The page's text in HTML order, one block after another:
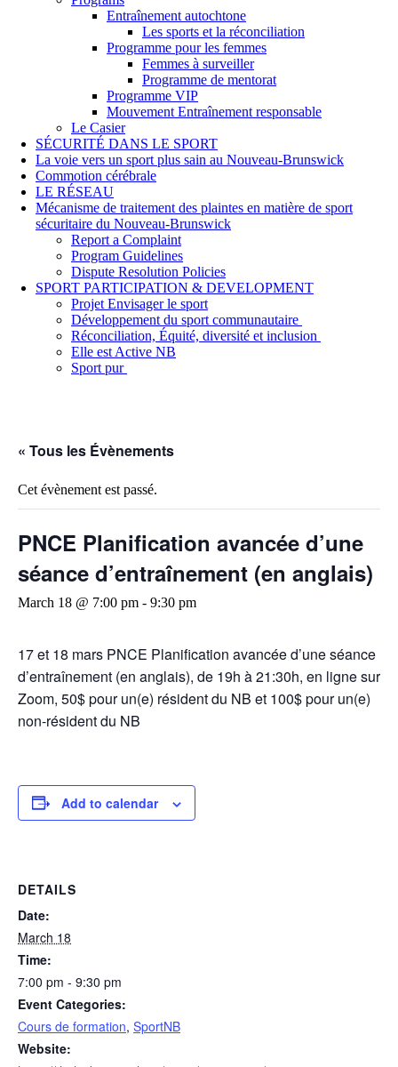
Entraînement autochtone
Les sports et la réconciliation
Programme pour les femmes
Femmes à surveiller
Programme de mentorat
Programme VIP
Mouvement Entraînement responsable
Le Casier
SÉCURITÉ DANS LE SPORT
La voie vers un sport plus sain au Nouveau-Brunswick
Commotion cérébrale
LE RÉSEAU
Mécanisme de traitement des plaintes en matière de sport
sécuritaire du Nouveau-Brunswick
Report a Complaint
Program Guidelines
Dispute Resolution Policies
SPORT PARTICIPATION & DEVELOPMENT
Projet Envisager le sport
Développement du sport communautaire
Réconciliation, Équité, diversité et inclusion
Elle est Active NB
Sport pur
« Tous les Évènements
Cet évènement est passé.
PNCE Planification avancée d’une
séance d’entraînement (en anglais)
March 18 @ 7:00 pm - 9:30 pm
17 et 18 mars PNCE Planification avancée d’une séance
d’entraînement (en anglais), de 19h à 21:30h, en ligne sur
Zoom, 50$ pour un(e) résident du NB et 100$ pour un(e)
non-résident du NB
Add to calendar
DETAILS
Date:
March 18
Time:
7:00 pm - 9:30 pm
Event Categories:
Cours de formation, SportNB
Website: